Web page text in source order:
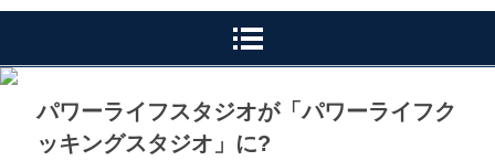
パワーライフスタジオが「パワーライフク
ッキングスタジオ」に?